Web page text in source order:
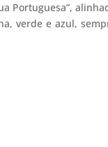
Portuguesa”,
verde e azul,